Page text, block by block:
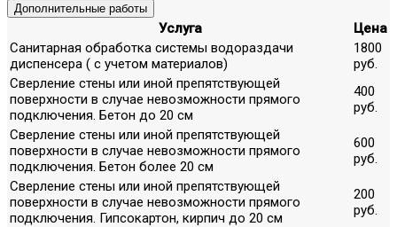
Дополнительные работы
Услуга
Цена
Санитарная обработка системы водораздачи
диспенсера ( с учетом материалов)
1800
руб.
Сверление стены или иной препятствующей
поверхности в случае невозможности прямого
подключения. Бетон до 20 см
400
руб.
Сверление стены или иной препятствующей
поверхности в случае невозможности прямого
подключения. Бетон более 20 см
600
руб.
Сверление стены или иной препятствующей
поверхности в случае невозможности прямого
подключения. Гипсокартон, кирпич до 20 см
200
руб.